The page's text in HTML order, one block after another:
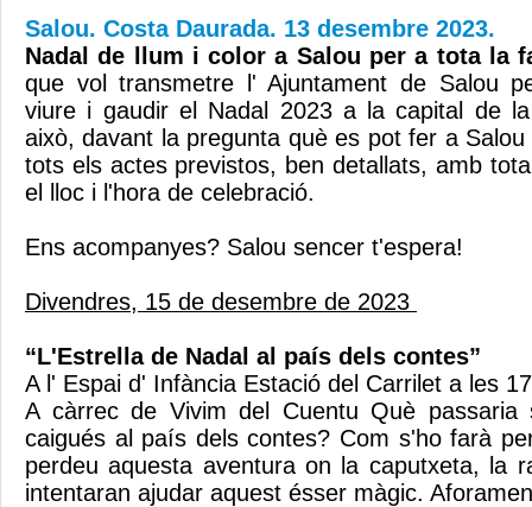
Salou. Costa Daurada. 13 desembre 2023.
Nadal de llum i color a Salou per a tota la
que vol transmetre l' Ajuntament de Salou
viure i gaudir el Nadal 2023 a la capital de
això, davant la pregunta què es pot fer a
tots els actes previstos, ben detallats, amb
el lloc i l'hora de celebració.
Ens acompanyes? Salou sencer t'espera!
Divendres, 15 de desembre de 2023
“L'Estrella de Nadal al país dels contes”
A l' Espai d' Infància Estació del Carrilet a les
A càrrec de Vivim del Cuentu Què passaria
caigués al país dels contes? Com s'ho farà
perdeu aquesta aventura on la caputxeta, la
intentaran ajudar aquest ésser màgic.